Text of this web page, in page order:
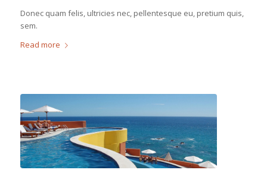
Donec quam felis, ultricies nec, pellentesque eu, pretium quis,
sem.
Read more